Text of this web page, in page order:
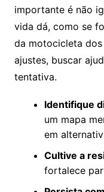
importante é não
vida dá, como se
da motocicleta
ajustes, buscar
tentativa.
Identifique
um mapa
em
Cultive a
fortalece